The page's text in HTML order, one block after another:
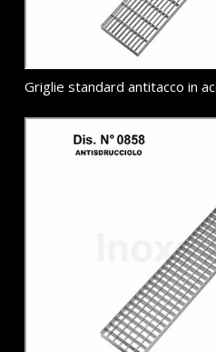
Griglie standard antitacco in